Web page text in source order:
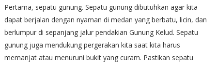
Pertama, sepatu gunung. Sepatu gunung dibutuhkan agar kita
dapat berjalan dengan nyaman di medan yang berbatu, licin, dan
berlumpur di sepanjang jalur pendakian Gunung Kelud. Sepatu
gunung juga mendukung pergerakan kita saat kita harus
memanjat atau menuruni bukit yang curam. Pastikan sepatu